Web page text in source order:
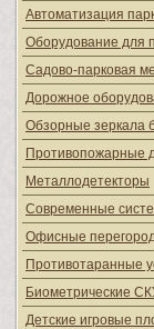
Автоматизация
Оборудование для
Садово-парковая
Дорожное
Обзорные зеркала
Противопожарные
Металлодетекторы
Современные
Офисные
Противотаранные
Биометрические
Детские игровые